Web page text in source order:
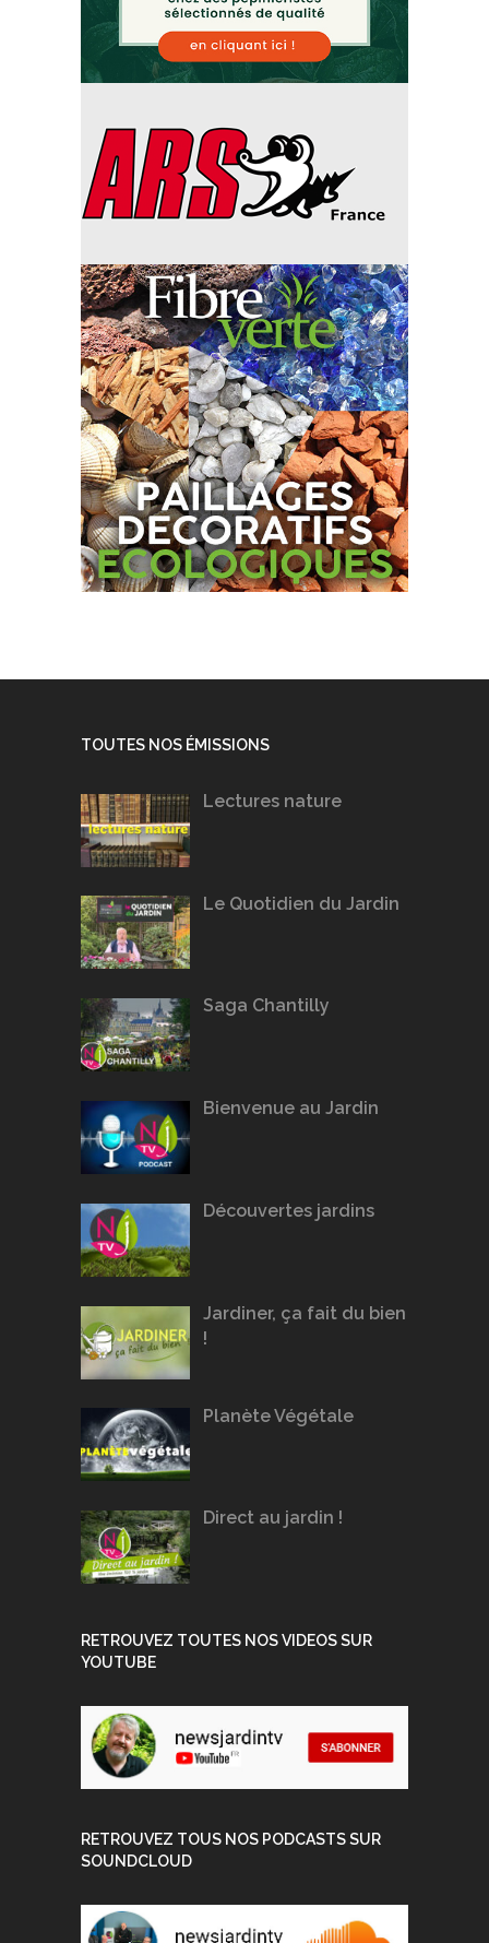
TOUTES NOS ÉMISSIONS
Lectures nature
Le Quotidien du Jardin
Saga Chantilly
Bienvenue au Jardin
Découvertes jardins
Jardiner, ça fait du bien
!
Planète Végétale
Direct au jardin !
RETROUVEZ TOUTES NOS VIDEOS SUR
YOUTUBE
RETROUVEZ TOUS NOS PODCASTS SUR
SOUNDCLOUD